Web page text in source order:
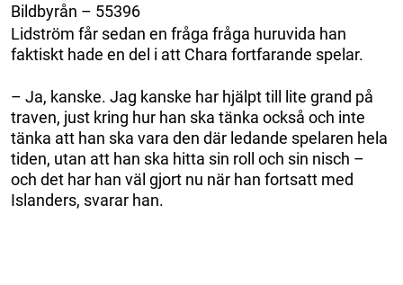
Bildbyrån – 55396
Lidström får sedan en fråga fråga huruvida han
faktiskt hade en del i att Chara fortfarande spelar.
– Ja, kanske. Jag kanske har hjälpt till lite grand på
traven, just kring hur han ska tänka också och inte
tänka att han ska vara den där ledande spelaren hela
tiden, utan att han ska hitta sin roll och sin nisch –
och det har han väl gjort nu när han fortsatt med
Islanders, svarar han.